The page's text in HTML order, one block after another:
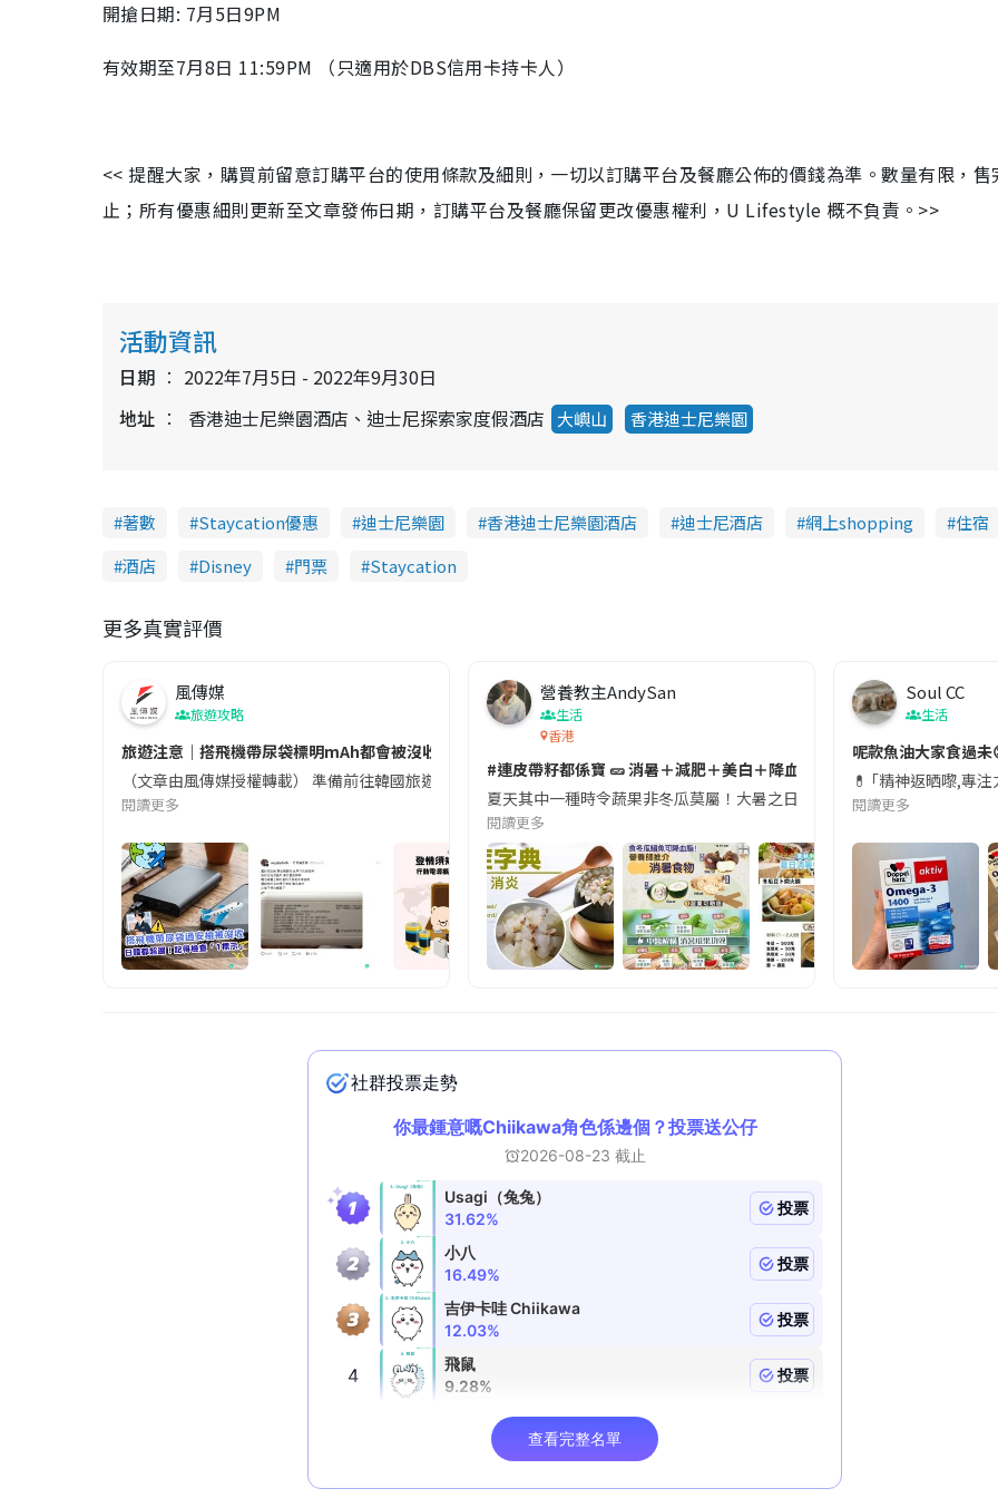
開搶日期: 7月5日9PM
有效期至7月8日 11:59PM （只適用於DBS信用卡持卡人）
<< 提醒大家，購買前留意訂購平台的使用條款及細則，一切以訂購平台及餐廳公佈的價錢為準。數量有限，售
止；所有優惠細則更新至文章發佈日期，訂購平台及餐廳保留更改優惠權利，U Lifestyle 概不負責。>>
活動資訊
日期
2022年7月5日 - 2022年9月30日
地址
香港迪士尼樂園酒店、迪士尼探索家度假酒店 大嶼山 香港迪士尼樂園
著數 Staycation優惠 迪士尼樂園 香港迪士尼樂園酒店 迪士尼酒店 網上shopping
住宿
酒店
Disney 門票 Staycation
更多真實評價
風傳媒
旅遊攻略
旅遊注意｜搭飛機帶尿袋標明mAh都會被沒收😱出發前切記檢查「1標示」🚨
（文章由風傳媒授權轉載） 準備前往韓國旅遊的民眾，近期要特別留意隨身行李中的行動電源。一名旅客日前在機場安檢
閱讀更多
營養教主AndySan
生活
香港
#連皮帶籽都係寶 🥒 消暑＋減肥＋美白＋降血脂
夏天其中一種時令蔬果非冬瓜莫屬！大暑之日，點都要飲碗冬瓜湯消暑
閱讀更多
Soul CC
生活
呢款魚油大家食過未
💊 ｢精神返晒嚟,專
閱讀更多